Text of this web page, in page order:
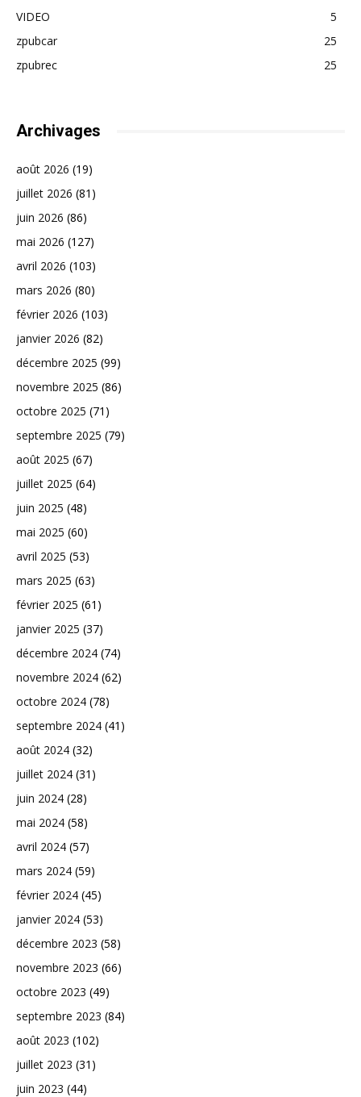
VIDEO
5
zpubcar
25
zpubrec
25
Archivages
août 2026 (19)
juillet 2026 (81)
juin 2026 (86)
mai 2026 (127)
avril 2026 (103)
mars 2026 (80)
février 2026 (103)
janvier 2026 (82)
décembre 2025 (99)
novembre 2025 (86)
octobre 2025 (71)
septembre 2025 (79)
août 2025 (67)
juillet 2025 (64)
juin 2025 (48)
mai 2025 (60)
avril 2025 (53)
mars 2025 (63)
février 2025 (61)
janvier 2025 (37)
décembre 2024 (74)
novembre 2024 (62)
octobre 2024 (78)
septembre 2024 (41)
août 2024 (32)
juillet 2024 (31)
juin 2024 (28)
mai 2024 (58)
avril 2024 (57)
mars 2024 (59)
février 2024 (45)
janvier 2024 (53)
décembre 2023 (58)
novembre 2023 (66)
octobre 2023 (49)
septembre 2023 (84)
août 2023 (102)
juillet 2023 (31)
juin 2023 (44)